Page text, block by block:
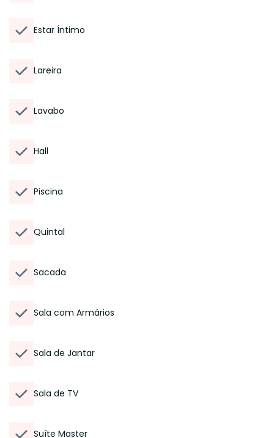
Estar Íntimo
Lareira
Lavabo
Hall
Piscina
Quintal
Sacada
Sala com Armários
Sala de Jantar
Sala de TV
Suíte Master